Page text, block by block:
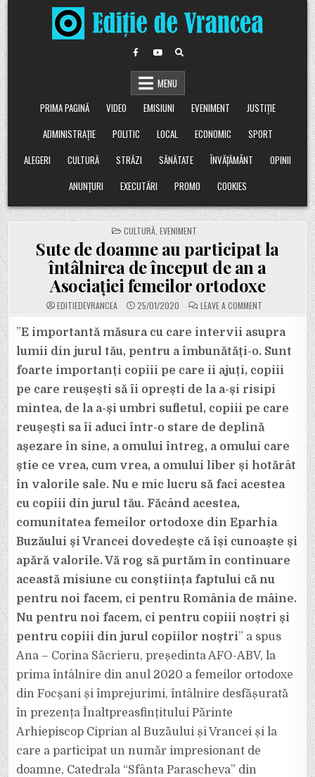
Skip
to
content
MENU
PRIMA PAGINĂ
VIDEO EMISIUNI EVENIMENT
JUSTIȚIE
ADMINISTRAȚIE
POLITIC LOCAL ECONOMIC
SPORT
ALEGERI
CULTURĂ STRĂZI SĂNĂTATE ÎNVĂȚĂMÂNT
OPINII
ANUNȚURI
EXECUTĂRI PROMO COOKIES
POSTED
IN
CULTURĂ, EVENIMENT
Sute de doamne au participat la
întâlnirea de început de an a
Asociației femeilor ortodoxe
EDITIEDEVRANCEA 25/01/2020 LEAVE A COMMENTON
SUTE
DOAMNE
AU
PARTICIPAT
LA
ÎNTÂLNIREA
DE
DE
AN
A
ASOCIAȚIEI
FEMEILOR
ORTODOXE
”E importantă măsura cu care intervii asupra
lumii din jurul tău, pentru a îmbunătăți-o. Sunt
foarte importanți copiii pe care ii ajuți, copiii
pe care reușești să îi oprești de la a-și risipi
mintea, de la a-și umbri sufletul, copiii pe care
reușești sa îi aduci într-o stare de deplină
așezare în sine, a omului întreg, a omului care
știe ce vrea, cum vrea, a omului liber și hotărât
în valorile sale. Nu e mic lucru să faci acestea
cu copiii din jurul tău. Făcând acestea,
comunitatea femeilor ortodoxe din Eparhia
Buzăului și Vrancei dovedește că își cunoaște și
apără valorile. Vă rog să purtăm în continuare
această misiune cu conștiința faptului că nu
pentru noi facem, ci pentru România de mâine.
Nu pentru noi facem, ci pentru copiii noștri și
pentru copiii din jurul copiilor noștri” a spus
Ana – Corina Săcrieru, președinta AFO-ABV, la
prima întâlnire din anul 2020 a femeilor ortodoxe
din Focșani și împrejurimi, întâlnire desfășurată
în prezența Înaltpreasfințitului Părinte
Arhiepiscop Ciprian al Buzăului și Vrancei și la
care a participat un număr impresionant de
doamne, Catedrala “Sfânta Parascheva” din